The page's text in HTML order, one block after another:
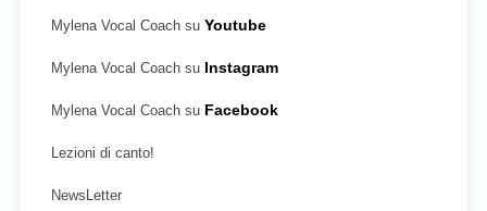
Mylena Vocal Coach su Youtube
Mylena Vocal Coach su Instagram
Mylena Vocal Coach su Facebook
Lezioni di canto!
NewsLetter